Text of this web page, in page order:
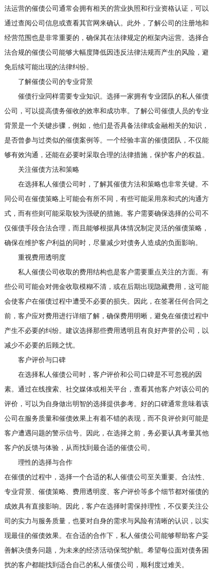
法运营的催债公司通常会拥有相关的营业执照和行业资格认证，可以
通过查阅公司信息或查看其官网来确认。此外，了解公司的注册地和
经营范围也是非常重要的，确保其在法律规定的框架内运营。选择合
法合规的催债公司能够大幅度降低因违反法律法规而产生的风险，避
免后续可能出现的法律纠纷。
了解催债公司的专业背景
催债行业同样需要专业知识。选择一家拥有专业团队的私人催债
公司，可以提高债务催收的效率和成功率。了解公司催债人员的专业
背景是一个关键步骤，例如，他们是否具备法律或金融相关的知识，
是否曾参与过类似的催债案例等。一个经验丰富的催债团队，不仅能
够有效沟通，还能在必要时采取合理的法律措施，保护客户的权益。
关注催债方法和策略
在选择私人催债公司时，了解其催债方法和策略也非常关键。不
同公司在催债策略上可能会有所不同，有些可能采用亲和式的沟通方
式，而有些则可能采取较为强硬的措施。客户需要确保选择的公司不
仅催债手段合法合理，而且能够根据具体情况制定灵活的催债策略，
确保在维护客户利益的同时，尽量减少对债务人造成的负面影响。
重视费用透明度
私人催债公司收取的费用结构也是客户需要重点关注的方面。有
些公司可能会对佣金收取模糊不清，或在后期出现隐藏费用，这可能
会使客户在催债过程中遭受不必要的损失。因此，在签署任何合同之
前，客户应对费用进行详细了解，确保费用明晰，避免在催债过程中
产生不必要的纠纷。建议选择那些费用透明且有良好声誉的公司，以
减少不必要的后顾之忧。
客户评价与口碑
在选择私人催债公司时，客户评价和公司口碑是不可忽视的因
素。通过在线搜索、社交媒体或相关平台，查看其他客户对该公司的
评价，可以为自身做出明智的选择提供参考。好的口碑通常意味着该
公司在服务质量和催债效果上有着不错的表现，而不良评价则可能是
客户遭遇问题的警示信号。因此，在选择之前，务必要认真考量其他
客户的反馈与体验，从而找到最合适的催债公司。
理性的选择与合作
在催债的过程中，选择一个合适的私人催债公司至关重要。合法性、
专业背景、催债策略、费用透明度、客户评价等多个细节都对催债的
成效具有直接影响。因此，客户在选择时需保持理性，不仅要关注公
司的实力与服务质量，也要对自身的需求与风险有清晰的认识，以实
现最佳的催债效果。在合适的合作下，私人催债公司能够帮助客户妥
善解决债务问题，为未来的经济活动保驾护航。希望每位面对债务困
扰的客户都能找到适合自己的私人催债公司，顺利度过难关。